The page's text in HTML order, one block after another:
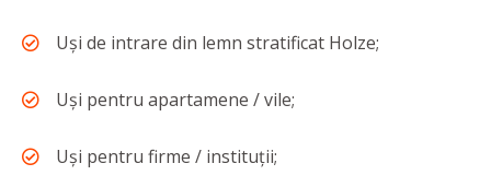
Uși de intrare din lemn stratificat Holze;
Uși pentru apartamene / vile;
Uși pentru firme / instituții;